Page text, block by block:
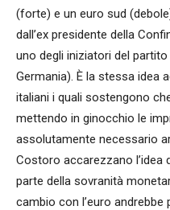
(forte) e un euro sud
dall’ex presidente della
uno degli iniziatori del
Germania). È la stessa idea
italiani i quali sostengono
mettendo in ginocchio le
assolutamente necessario
Costoro accarezzano l’idea
parte della sovranità
cambio con l’euro